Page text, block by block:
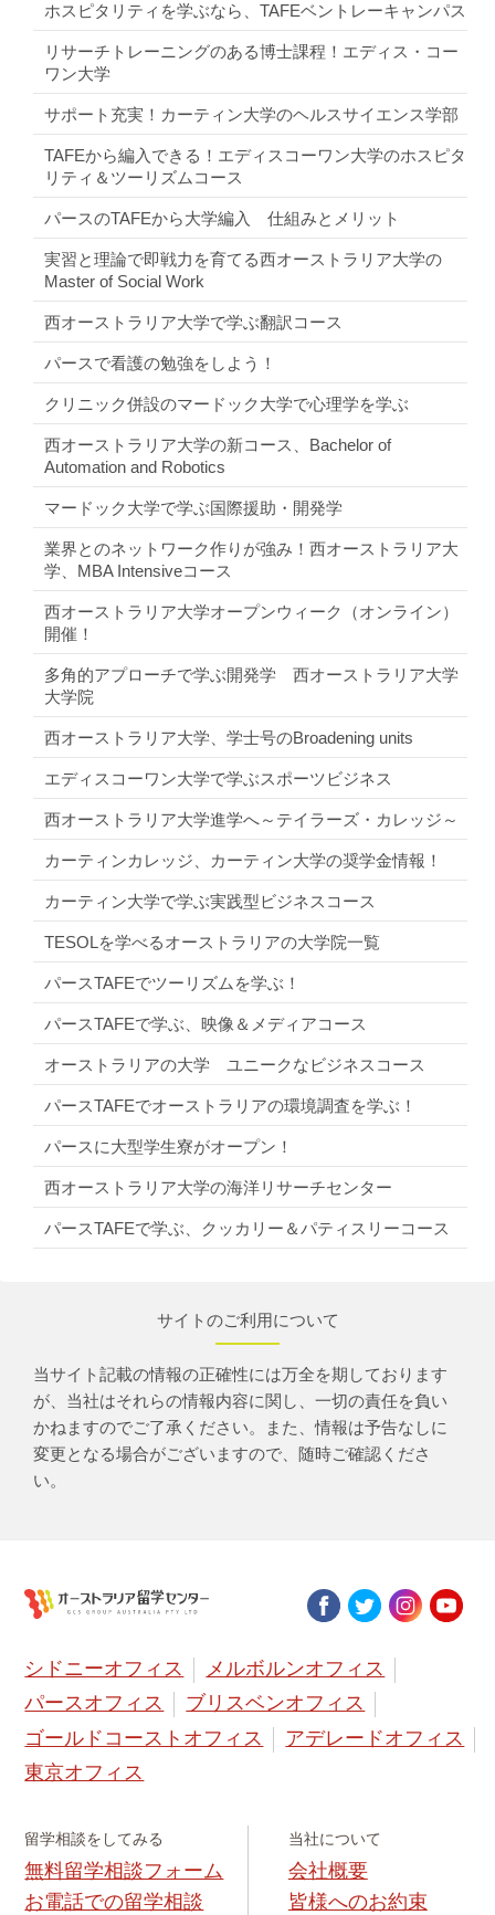
ホスピタリティを学ぶなら、TAFEベントレーキャンパス
リサーチトレーニングのある博士課程！エディス・コー
ワン大学
サポート充実！カーティン大学のヘルスサイエンス学部
TAFEから編入できる！エディスコーワン大学のホスピタ
リティ＆ツーリズムコース
パースのTAFEから大学編入 仕組みとメリット
実習と理論で即戦力を育てる西オーストラリア大学の
Master of Social Work
西オーストラリア大学で学ぶ翻訳コース
パースで看護の勉強をしよう！
クリニック併設のマードック大学で心理学を学ぶ
西オーストラリア大学の新コース、Bachelor of
Automation and Robotics
マードック大学で学ぶ国際援助・開発学
業界とのネットワーク作りが強み！西オーストラリア大
学、MBA Intensiveコース
西オーストラリア大学オープンウィーク（オンライン）
開催！
多角的アプローチで学ぶ開発学 西オーストラリア大学
大学院
西オーストラリア大学、学士号のBroadening units
エディスコーワン大学で学ぶスポーツビジネス
西オーストラリア大学進学へ～テイラーズ・カレッジ～
カーティンカレッジ、カーティン大学の奨学金情報！
カーティン大学で学ぶ実践型ビジネスコース
TESOLを学べるオーストラリアの大学院一覧
パースTAFEでツーリズムを学ぶ！
パースTAFEで学ぶ、映像＆メディアコース
オーストラリアの大学 ユニークなビジネスコース
パースTAFEでオーストラリアの環境調査を学ぶ！
パースに大型学生寮がオープン！
西オーストラリア大学の海洋リサーチセンター
パースTAFEで学ぶ、クッカリー＆パティスリーコース
サイトのご利用について
当サイト記載の情報の正確性には万全を期しております
が、当社はそれらの情報内容に関し、一切の責任を負い
かねますのでご了承ください。また、情報は予告なしに
変更となる場合がございますので、随時ご確認くださ
い。
シドニーオフィス
メルボルンオフィス
パースオフィス
ブリスベンオフィス
ゴールドコーストオフィス
アデレードオフィス
東京オフィス
留学相談をしてみる
無料留学相談フォーム
お電話での留学相談
当社について
会社概要
皆様へのお約束